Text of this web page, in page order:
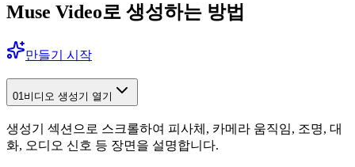
Muse Video로 생성하는 방법
만들기 시작
01비디오 생성기 열기
생성기 섹션으로 스크롤하여 피사체, 카메라 움직임, 조명, 대
화, 오디오 신호 등 장면을 설명합니다.